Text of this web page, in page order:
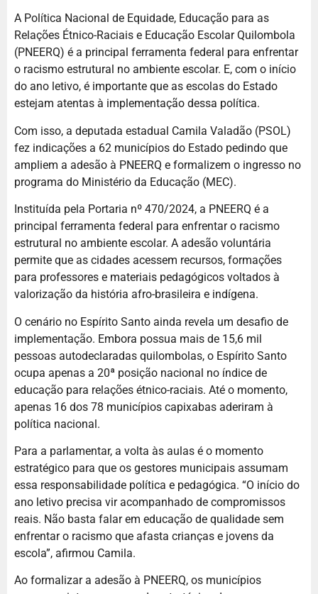
A Política Nacional de Equidade, Educação para as
Relações Étnico-Raciais e Educação Escolar Quilombola
(PNEERQ) é a principal ferramenta federal para enfrentar
o racismo estrutural no ambiente escolar. E, com o início
do ano letivo, é importante que as escolas do Estado
estejam atentas à implementação dessa política.
Com isso, a deputada estadual Camila Valadão (PSOL)
fez indicações a 62 municípios do Estado pedindo que
ampliem a adesão à PNEERQ e formalizem o ingresso no
programa do Ministério da Educação (MEC).
Instituída pela Portaria nº 470/2024, a PNEERQ é a
principal ferramenta federal para enfrentar o racismo
estrutural no ambiente escolar. A adesão voluntária
permite que as cidades acessem recursos, formações
para professores e materiais pedagógicos voltados à
valorização da história afro-brasileira e indígena.
O cenário no Espírito Santo ainda revela um desafio de
implementação. Embora possua mais de 15,6 mil
pessoas autodeclaradas quilombolas, o Espírito Santo
ocupa apenas a 20ª posição nacional no índice de
educação para relações étnico-raciais. Até o momento,
apenas 16 dos 78 municípios capixabas aderiram à
política nacional.
Para a parlamentar, a volta às aulas é o momento
estratégico para que os gestores municipais assumam
essa responsabilidade política e pedagógica. “O início do
ano letivo precisa vir acompanhado de compromissos
reais. Não basta falar em educação de qualidade sem
enfrentar o racismo que afasta crianças e jovens da
escola”, afirmou Camila.
Ao formalizar a adesão à PNEERQ, os municípios